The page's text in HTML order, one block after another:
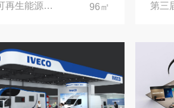
意大利可再生能源展览会|意大利里米尼会展中心 96㎡